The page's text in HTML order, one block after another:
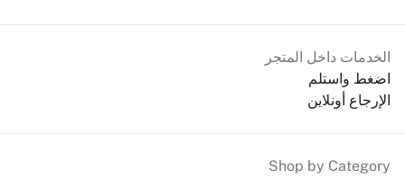
الخدمات داخل المتجر
اضغط واستلم
الإرجاع أونلاين
Shop by Category